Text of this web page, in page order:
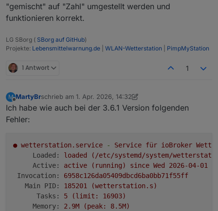
"gemischt" auf "Zahl" umgestellt werden und
funktionieren korrekt.
LG SBorg ( SBorg auf GitHub)
Projekte: Lebensmittelwarnung.de WLAN-Wetterstation PimpMyStation
1 Antwort 1
M
Offline
MartyBrschrieb am 1. Apr. 2026, 14:32
zuletzt editiert von MartyBr4. Jan. 2026, 16:33
Ich habe wie auch bei der 3.6.1 Version folgenden
Fehler:
● wetterstation.service - Service für ioBroker
Loaded:
loaded
(/etc/systemd/system/
Active:
active (running) since Wed
2026-04-01
Invocation:
6958c126da05409dbcd6ba0bb71f55ff
Main PID:
185201
(wetterstation.s)
Tasks:
5 (limit: 16903)
Memory:
2. 9M (peak: 8. 5M)